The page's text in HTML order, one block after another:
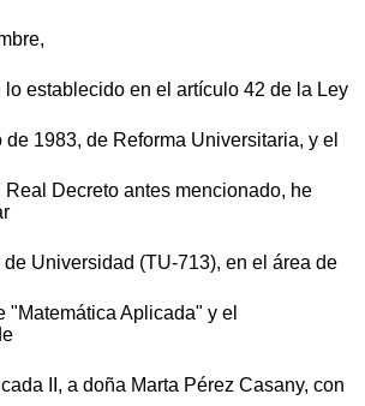
lo establecido en el artículo 42 de la Ley
1983, de Reforma Universitaria, y el
Decreto antes mencionado, he
de Universidad (TU-713), en el área de
"Matemática Aplicada" y el
II, a doña Marta Pérez Casany, con